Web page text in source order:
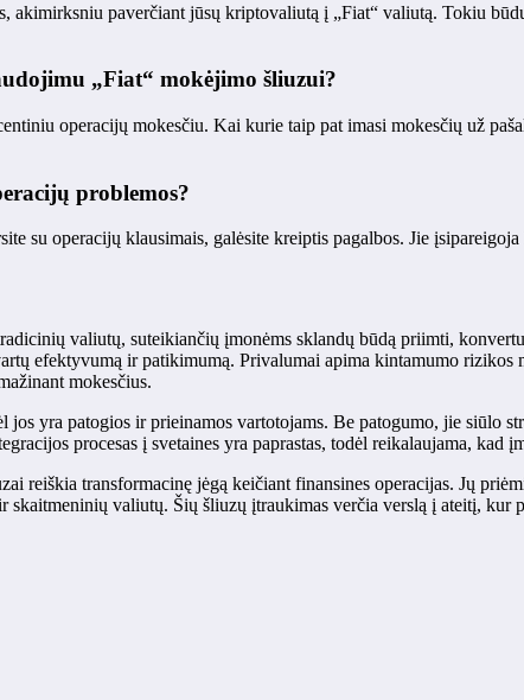
paverčiant jūsų kriptovaliutą į „Fiat“ valiutą. Tokiu
„Fiat“ mokėjimo šliuzui?
operacijų mokesčiu. Kai kurie taip pat imasi mokesčių už
problemos?
su operacijų klausimais, galėsite kreiptis pagalbos. Jie
valiutų, suteikiančių įmonėms sklandų būdą priimti,
efektyvumą ir patikimumą. Privalumai apima kintamumo
mokesčius.
yra patogios ir prieinamos vartotojams. Be patogumo, jie siūlo
procesas į svetaines yra paprastas, todėl reikalaujama, kad
reiškia transformacinę jėgą keičiant finansines operacijas. Jų
valiutų. Šių šliuzų įtraukimas verčia verslą į ateitį, kur